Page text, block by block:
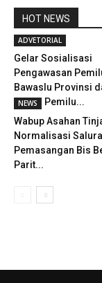
HOT NEWS
ADVETORIAL
Gelar Sosialisasi
Pengawasan
Bawaslu Provinsi
Giring Pemilu...
NEWS
Wabup Asahan
Normalisasi
Pemasangan Bis
Parit...